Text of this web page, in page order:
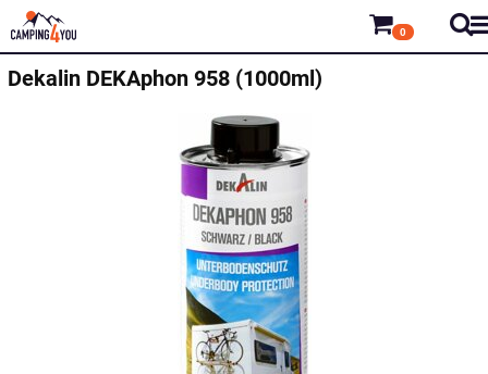
0
Dekalin DEKAphon 958 (1000ml)